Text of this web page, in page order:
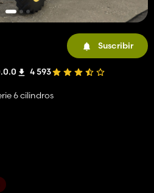
Suscribir
4 593
6 cilindros